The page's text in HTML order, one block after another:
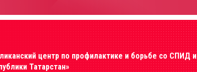
центр по профилактике и борьбе со СПИД и
Татарстан»